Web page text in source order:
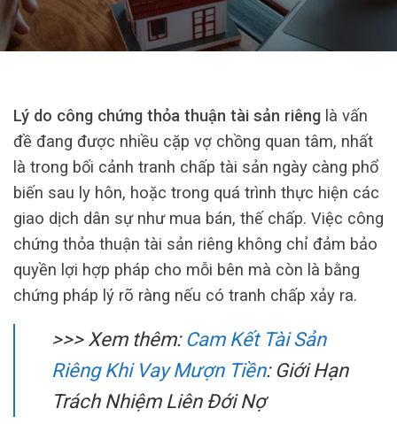
Lý do công chứng thỏa thuận tài sản riêng là vấn
đề đang được nhiều cặp vợ chồng quan tâm, nhất
là trong bối cảnh tranh chấp tài sản ngày càng phổ
biến sau ly hôn, hoặc trong quá trình thực hiện các
giao dịch dân sự như mua bán, thế chấp. Việc công
chứng thỏa thuận tài sản riêng không chỉ đảm bảo
quyền lợi hợp pháp cho mỗi bên mà còn là bằng
chứng pháp lý rõ ràng nếu có tranh chấp xảy ra.
>>> Xem thêm: Cam Kết Tài Sản
Riêng Khi Vay Mượn Tiền: Giới Hạn
Trách Nhiệm Liên Đới Nợ